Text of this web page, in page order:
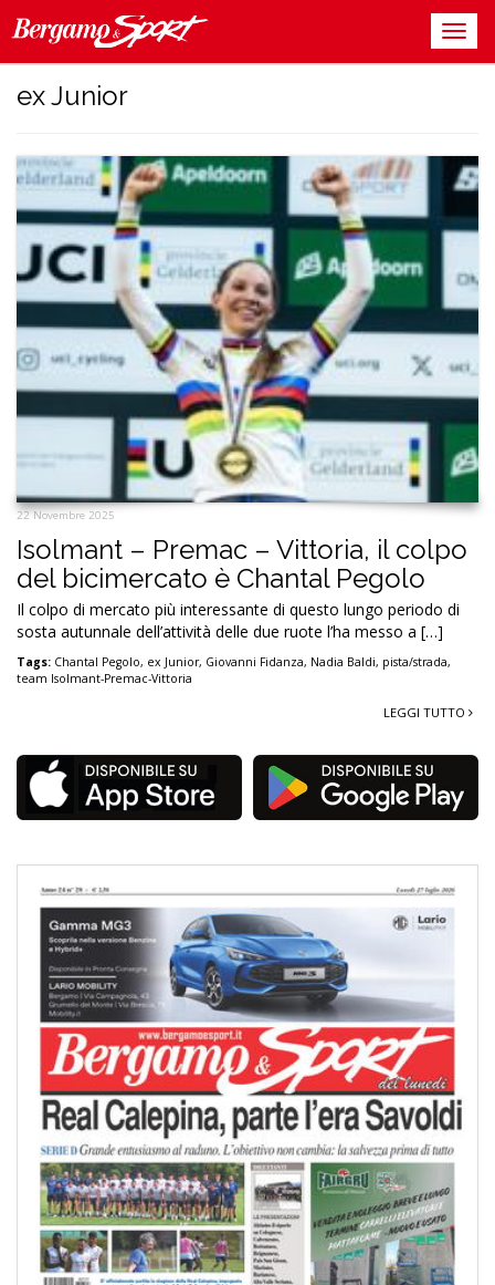
ex Junior
22 Novembre 2025
Isolmant – Premac – Vittoria, il colpo
del bicimercato è Chantal Pegolo
Il colpo di mercato più interessante di questo lungo periodo di
sosta autunnale dell’attività delle due ruote l’ha messo a […]
Tags: Chantal Pegolo, ex Junior, Giovanni Fidanza, Nadia Baldi, pista/strada,
team Isolmant-Premac-Vittoria
LEGGI TUTTO